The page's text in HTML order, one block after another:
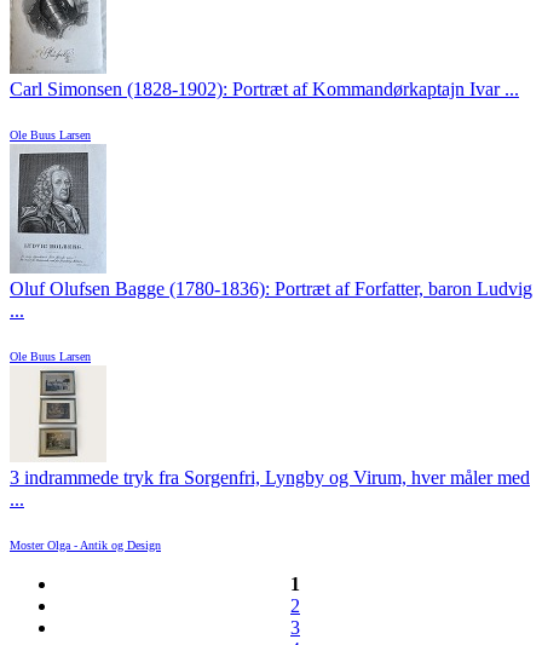
Carl Simonsen (1828-1902): Portræt af Kommandørkaptajn Ivar ...
Ole Buus Larsen
Oluf Olufsen Bagge (1780-1836): Portræt af Forfatter, baron Ludvig
...
Ole Buus Larsen
3 indrammede tryk fra Sorgenfri, Lyngby og Virum, hver måler med
...
Moster Olga - Antik og Design
1
2
3